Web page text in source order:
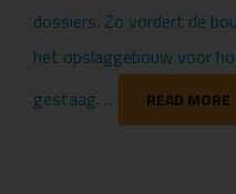
dossiers. Zo vordert de
het opslaggebouw voor
gestaag. ...
READ MORE